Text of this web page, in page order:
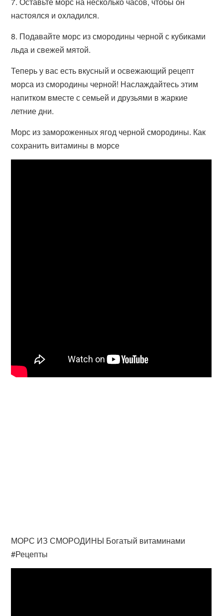
настоялся и охладился.
8. Подавайте морс из смородины черной с кубиками
льда и свежей мятой.
Теперь у вас есть вкусный и освежающий рецепт
морса из смородины черной! Наслаждайтесь этим
напитком вместе с семьей и друзьями в жаркие
летние дни.
Морс из замороженных ягод черной смородины. Как
сохранить витамины в морсе
МОРС ИЗ СМОРОДИНЫ Богатый витаминами
#Рецепты